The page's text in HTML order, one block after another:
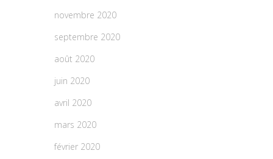
novembre 2020
septembre 2020
août 2020
juin 2020
avril 2020
mars 2020
février 2020